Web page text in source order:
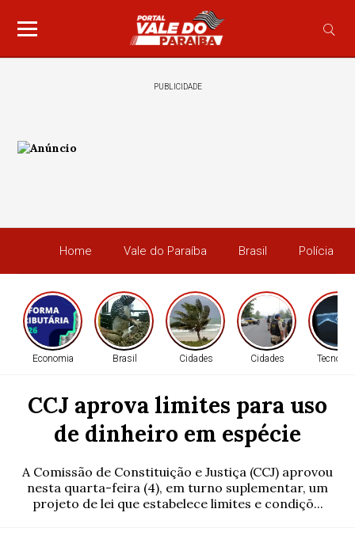
PUBLICIDADE
Home Vale do Paraíba Brasil Polícia
Economia Brasil Cidades Cidades
CCJ aprova limites para uso
de dinheiro em espécie
A Comissão de Constituição e Justiça (CCJ) aprovou
nesta quarta-feira (4), em turno suplementar, um
projeto de lei que estabelece limites e condiçõ...